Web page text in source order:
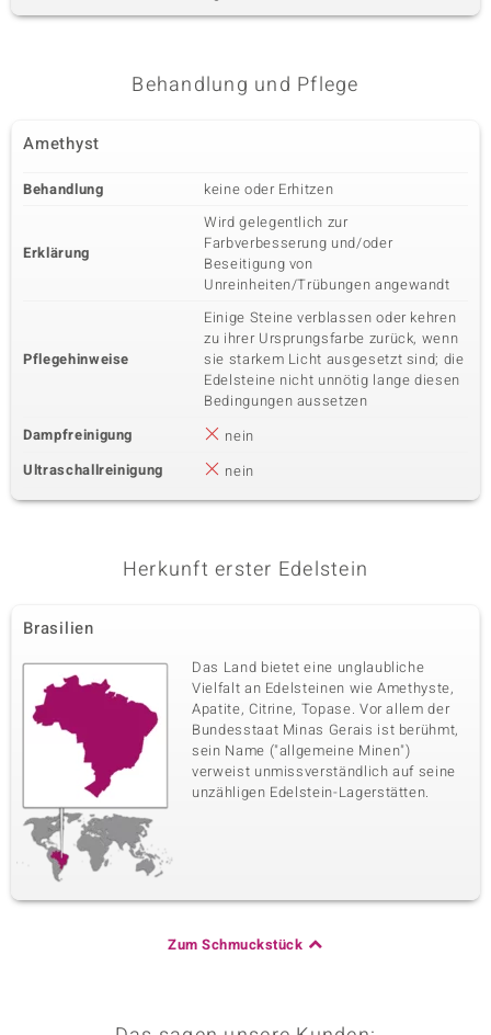
Rundschliff
Fünfter Edelstein
Jilin-Peridot
Anzahl und Größe
3 à 3 mm
Schliff
Rundschliff
Herkunft
China
Edelsteinvarietät
Zirkon
Anzahl und Größe
0,117 ct Rundschliff
Zargenfassung Tansania
Behandlung und Pflege
Amethyst
Behandlung keine oder Erhitzen
Erklärung
Wird gelegentlich zur
Farbverbesserung und/oder
Beseitigung von
Unreinheiten/Trübungen angewandt
Pflegehinweise
Einige Steine verblassen oder kehren
zu ihrer Ursprungsfarbe zurück, wenn
sie starkem Licht ausgesetzt sind; die
Edelsteine nicht unnötig lange diesen
Bedingungen aussetzen
Dampfreinigung
nein
Ultraschallreinigung
nein
Herkunft erster Edelstein
Brasilien
Das Land bietet eine unglaubliche
Vielfalt an Edelsteinen wie Amethyste,
Apatite, Citrine, Topase. Vor allem der
Bundesstaat Minas Gerais ist berühmt,
sein Name ("allgemeine Minen")
verweist unmissverständlich auf seine
unzähligen Edelstein-Lagerstätten.
Zum Schmuckstück